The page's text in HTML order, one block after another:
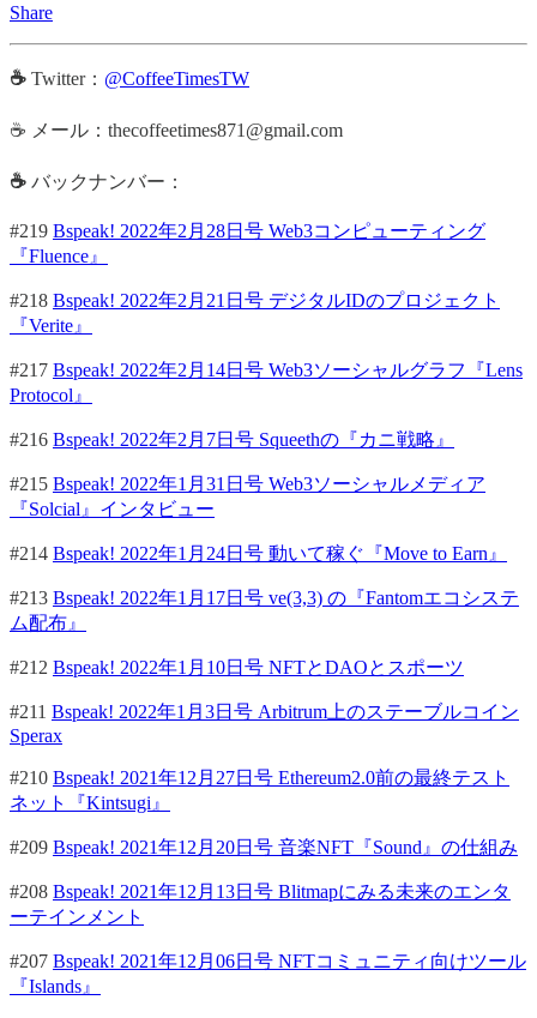
Share
☕ Twitter： @CoffeeTimesTW
☕ メール：thecoffeetimes871@gmail.com
☕ バックナンバー：
#219 Bspeak! 2022年2月28日号 Web3コンピューティング
『Fluence』
#218 Bspeak! 2022年2月21日号 デジタルIDのプロジェクト
『Verite』
#217 Bspeak! 2022年2月14日号 Web3ソーシャルグラフ『Lens
Protocol』
#216 Bspeak! 2022年2月7日号 Squeethの『カニ戦略』
#215 Bspeak! 2022年1月31日号 Web3ソーシャルメディア
『Solcial』インタビュー
#214 Bspeak! 2022年1月24日号 動いて稼ぐ『Move to Earn』
#213 Bspeak! 2022年1月17日号 ve(3,3) の『Fantomエコシステ
ム配布』
#212 Bspeak! 2022年1月10日号 NFTとDAOとスポーツ
#211 Bspeak! 2022年1月3日号 Arbitrum上のステーブルコイン
Sperax
#210 Bspeak! 2021年12月27日号 Ethereum2.0前の最終テスト
ネット『Kintsugi』
#209 Bspeak! 2021年12月20日号 音楽NFT『Sound』の仕組み
#208 Bspeak! 2021年12月13日号 Blitmapにみる未来のエンタ
ーテインメント
#207 Bspeak! 2021年12月06日号 NFTコミュニティ向けツール
『Islands』